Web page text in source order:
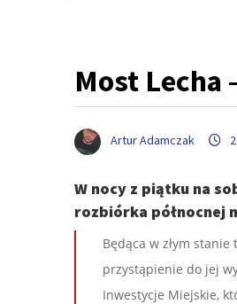
Most Lecha
Artur Adamczak
W nocy z piątku na
rozbiórka północnej
Będąca w złym
przystąpienie do jej
Inwestycje Miejskie,